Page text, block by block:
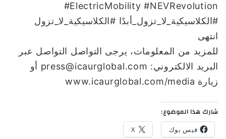
#ElectricMobility #NEVRevolution
#الكلاسيكية_لا_تزول_أبدًا #الكلاسيكية_لا_تزول
انتهى
للمزيد من المعلومات، يرجى التواصل التواصل عبر
البريد الالكتروني: press@icaurglobal.com أو
زيارة www.icaurglobal.com/media
شارك هذا الموضوع:
فيس بوك X